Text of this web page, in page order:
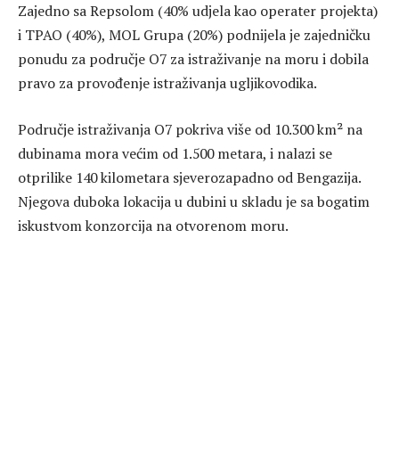
Zajedno sa Repsolom (40% udjela kao operater projekta)
i TPAO (40%), MOL Grupa (20%) podnijela je zajedničku
ponudu za područje O7 za istraživanje na moru i dobila
pravo za provođenje istraživanja ugljikovodika.
Područje istraživanja O7 pokriva više od 10.300 km² na
dubinama mora većim od 1.500 metara, i nalazi se
otprilike 140 kilometara sjeverozapadno od Bengazija.
Njegova duboka lokacija u dubini u skladu je sa bogatim
iskustvom konzorcija na otvorenom moru.